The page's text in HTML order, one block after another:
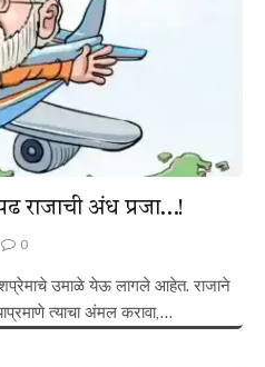
राजाची अंध प्रजा…!
0
उमाळे येऊ लागले आहेत. राजाने
त्याचा अंमल करावा,…